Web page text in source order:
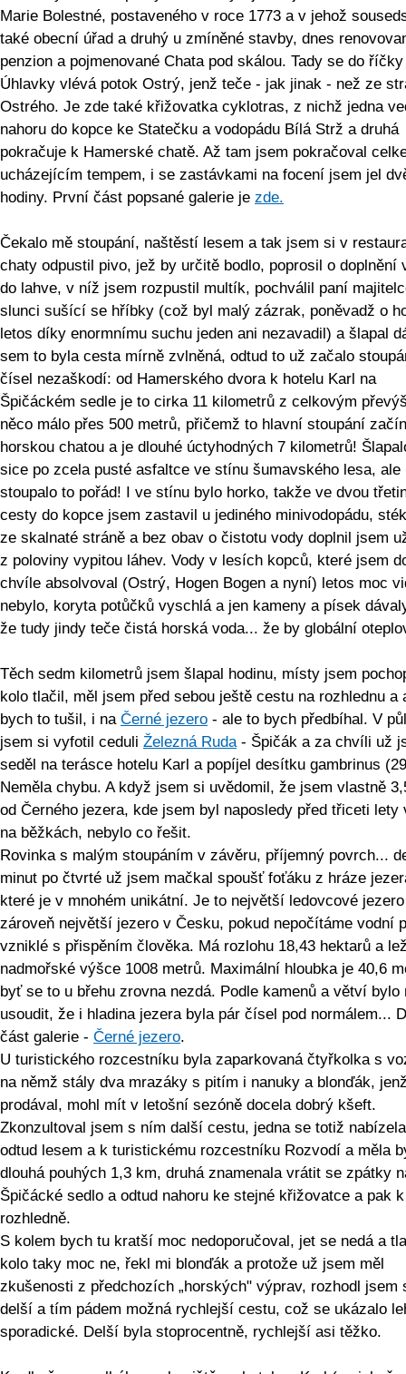
Marie Bolestné, postaveného v roce 1773 a v jehož
také obecní úřad a druhý u zmíněné stavby, dnes
penzion a pojmenované Chata pod skálou. Tady se do říčky
Úhlavky vlévá potok Ostrý, jenž teče - jak jinak - než ze
Ostrého. Je zde také křižovatka cyklotras, z nichž jedna
nahoru do kopce ke Statečku a vodopádu Bílá Strž a druhá
pokračuje k Hamerské chatě. Až tam jsem pokračoval
ucházejícím tempem, i se zastávkami na focení jsem jel
hodiny. První část popsané galerie je zde.
Čekalo mě stoupání, naštěstí lesem a tak jsem si v
chaty odpustil pivo, jež by určitě bodlo, poprosil o doplnění
do lahve, v níž jsem rozpustil multík, pochválil paní
slunci sušící se hříbky (což byl malý zázrak, poněvadž o
letos díky enormnímu suchu jeden ani nezavadil) a šlapal
sem to byla cesta mírně zvlněná, odtud to už začalo
čísel nezaškodí: od Hamerského dvora k hotelu Karl na
Špičáckém sedle je to cirka 11 kilometrů z celkovým
něco málo přes 500 metrů, přičemž to hlavní stoupání
horskou chatou a je dlouhé úctyhodných 7 kilometrů!
sice po zcela pusté asfaltce ve stínu šumavského lesa, ale
stoupalo to pořád! I ve stínu bylo horko, takže ve dvou
cesty do kopce jsem zastavil u jediného minivodopádu,
ze skalnaté stráně a bez obav o čistotu vody doplnil jsem
z poloviny vypitou láhev. Vody v lesích kopců, které jsem
chvíle absolvoval (Ostrý, Hogen Bogen a nyní) letos moc
nebylo, koryta potůčků vyschlá a jen kameny a písek
že tudy jindy teče čistá horská voda... že by globální
Těch sedm kilometrů jsem šlapal hodinu, místy jsem
kolo tlačil, měl jsem před sebou ještě cestu na rozhlednu a
bych to tušil, i na Černé jezero - ale to bych předbíhal. V
jsem si vyfotil ceduli Železná Ruda- Špičák a za chvíli už
seděl na terásce hotelu Karl a popíjel desítku gambrinus
Neměla chybu. A když jsem si uvědomil, že jsem vlastně
od Černého jezera, kde jsem byl naposledy před třiceti lety
na běžkách, nebylo co řešit.
Rovinka s malým stoupáním v závěru, příjemný povrch...
minut po čtvrté už jsem mačkal spoušť foťáku z hráze
které je v mnohém unikátní. Je to největší ledovcové
zároveň největší jezero v Česku, pokud nepočítáme vodní
vzniklé s přispěním člověka. Má rozlohu 18,43 hektarů a
nadmořské výšce 1008 metrů. Maximální hloubka je 40,6
byť se to u břehu zrovna nezdá. Podle kamenů a větví bylo
usoudit, že i hladina jezera byla pár čísel pod normálem...
část galerie - Černé jezero.
U turistického rozcestníku byla zaparkovaná čtyřkolka s
na němž stály dva mrazáky s pitím i nanuky a blonďák,
prodával, mohl mít v letošní sezóně docela dobrý kšeft.
Zkonzultoval jsem s ním další cestu, jedna se totiž
odtud lesem a k turistickému rozcestníku Rozvodí a měla
dlouhá pouhých 1,3 km, druhá znamenala vrátit se zpátky
Špičácké sedlo a odtud nahoru ke stejné křižovatce a pak k
rozhledně.
S kolem bych tu kratší moc nedoporučoval, jet se nedá a
kolo taky moc ne, řekl mi blonďák a protože už jsem měl
zkušenosti z předchozích „horských" výprav, rozhodl jsem
delší a tím pádem možná rychlejší cestu, což se ukázalo
sporadické. Delší byla stoprocentně, rychlejší asi těžko.